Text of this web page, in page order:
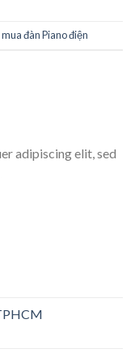
đàn Piano điện
adipiscing elit, sed